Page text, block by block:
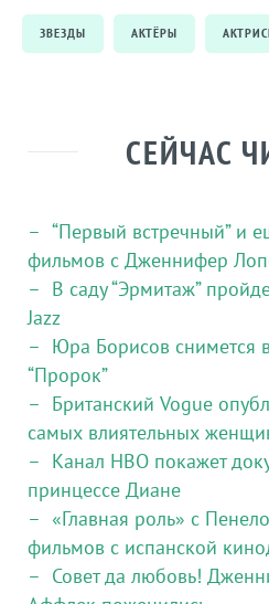
ЗВЕЗДЫ АКТЁРЫ
СЕЙЧАС
“Первый встречный” и
фильмов с Дженнифер
В саду “Эрмитаж”
Jazz
Юра Борисов снимется
“Пророк”
Британский Vogue
самых влиятельных
Канал HBO покажет
принцессе Диане
«Главная роль» с
фильмов с испанской
Совет да любовь!